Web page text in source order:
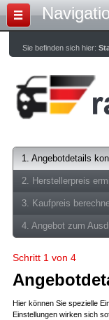
Sie befinden sich hier:
1. Angebotdetails
2. Herstellerpreis
3. Kaufpreis
4. Angebot zum
Schritt 1 von 4
Hier können Sie spezielle
Einstellungen wirken sich